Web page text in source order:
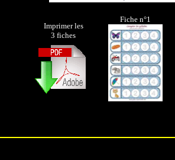
Imprimer les
3 fiches
Fiche n°1